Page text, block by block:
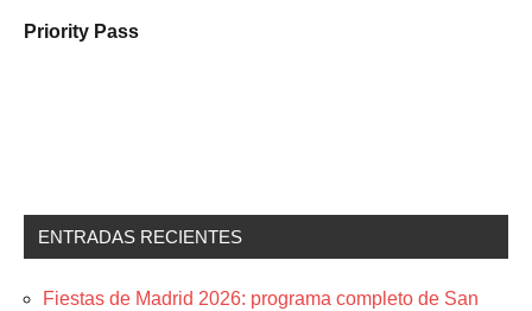
Priority Pass
ENTRADAS RECIENTES
Fiestas de Madrid 2026: programa completo de San